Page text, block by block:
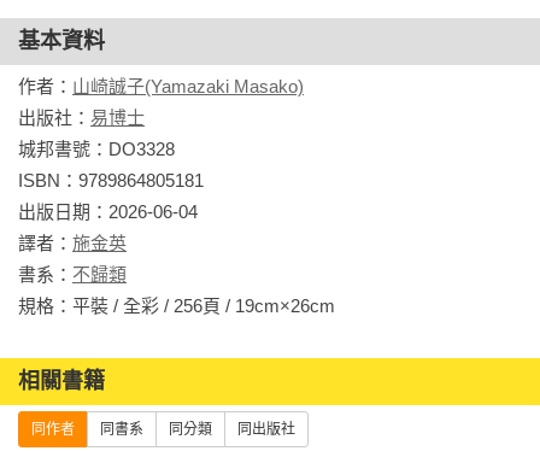
基本資料
作者： 山崎誠子(Yamazaki Masako)
出版社： 易博士
城邦書號：DO3328
ISBN：9789864805181
出版日期：2026-06-04
譯者： 施金英
書系： 不歸類
規格：平裝 / 全彩 / 256頁 / 19cm×26cm
相關書籍
同作者 同書系 同分類 同出版社